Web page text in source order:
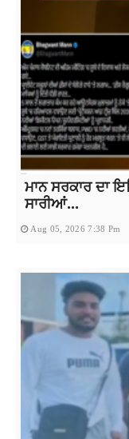
ਮਾਨ ਸਰਕਾਰ ਦਾ
ਸਾਰੀਆਂ...
Aug 05, 2026 7:38 Pm